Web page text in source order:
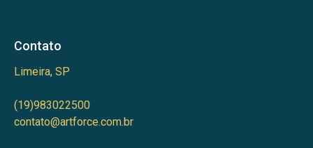
Contato
Limeira, SP
(19)983022500
contato@artforce.com.br